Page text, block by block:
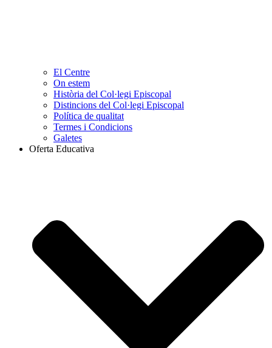
El Centre
On estem
Història del Col·legi Episcopal
Distincions del Col·legi Episcopal
Política de qualitat
Termes i Condicions
Galetes
Oferta Educativa